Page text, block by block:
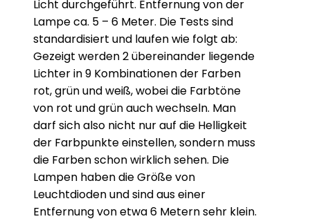
Licht durchgeführt. Entfernung von der
Lampe ca. 5 – 6 Meter. Die Tests sind
standardisiert und laufen wie folgt ab:
Gezeigt werden 2 übereinander liegende
Lichter in 9 Kombinationen der Farben
rot, grün und weiß, wobei die Farbtöne
von rot und grün auch wechseln. Man
darf sich also nicht nur auf die Helligkeit
der Farbpunkte einstellen, sondern muss
die Farben schon wirklich sehen. Die
Lampen haben die Größe von
Leuchtdioden und sind aus einer
Entfernung von etwa 6 Metern sehr klein.